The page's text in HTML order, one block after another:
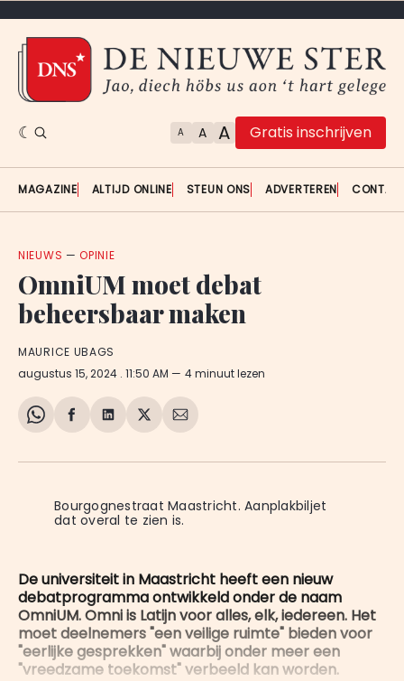
A A A Gratis inschrijven
MAGAZINE ALTIJD ONLINE STEUN ONS ADVERTEREN
NIEUWS —OPINIE
OmniUM moet debat
beheersbaar maken
MAURICE UBAGS
augustus 15, 2024 . 11:50 AM 4 minuut lezen
Share
WhatsApp
Delen
Facebook
Delen
LinkedIn
Share
X
Deel
E-
Bourgognestraat Maastricht. Aanplakbiljet
dat overal te zien is.
De universiteit in Maastricht heeft een nieuw
debatprogramma ontwikkeld onder de naam
OmniUM. Omni is Latijn voor alles, elk, iedereen. Het
moet deelnemers "een veilige ruimte" bieden voor
"eerlijke gesprekken" waarbij onder meer een
"vreedzame toekomst" verbeeld kan worden.